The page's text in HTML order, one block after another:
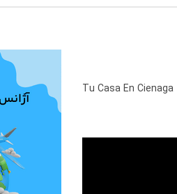
Tu Casa En Cienaga